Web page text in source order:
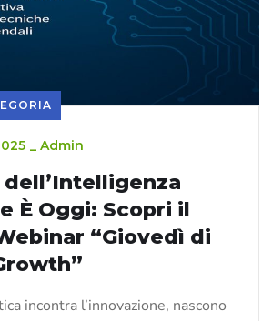
Admin
È Oggi: Scopri il
“Giovedì di
incontra l’innovazione, nascono